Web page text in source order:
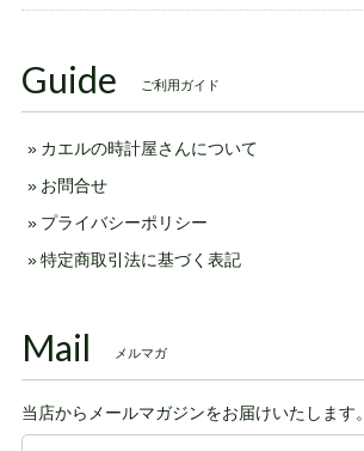
Guide ご利用ガイド
カエルの時計屋さんについて
お問合せ
プライバシーポリシー
特定商取引法に基づく表記
Mail メルマガ
当店からメールマガジンをお届けいたします。